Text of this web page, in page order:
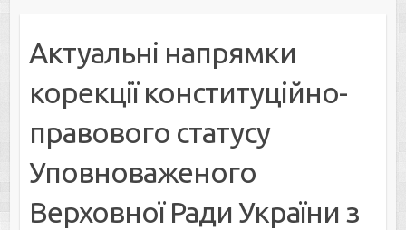
Актуальні напрямки
корекції конституційно-
правового статусу
Уповноваженого
Верховної Ради України з